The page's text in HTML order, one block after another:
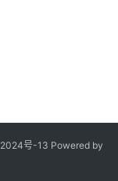
号-13 Powered by